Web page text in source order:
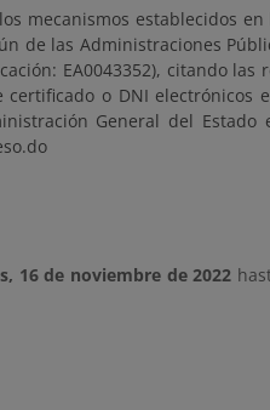
mecanismos establecidos en
de las Administraciones
EA0043352), citando las
o DNI electrónicos
General del Estado
16 de noviembre de 2022